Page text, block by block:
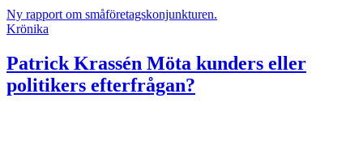
Ny rapport om småföretagskonjunkturen.
Krönika
Patrick Krassén Möta kunders eller
politikers efterfrågan?